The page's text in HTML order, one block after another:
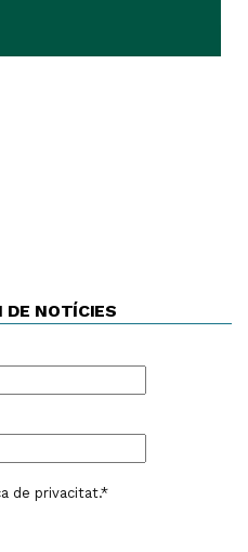
DE NOTÍCIES
de privacitat.*